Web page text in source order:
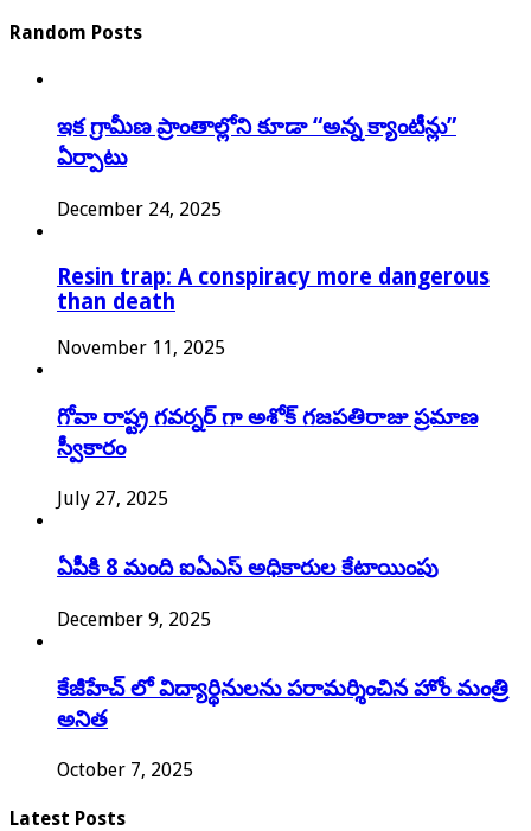
Random Posts
ఇక గ్రామీణ ప్రాంతాల్లోని కూడా “అన్న క్యాంటీన్లు”
ఏర్పాటు
December 24, 2025
Resin trap: A conspiracy more dangerous
than death
November 11, 2025
గోవా రాష్ట్ర గవర్నర్ గా అశోక్ గజపతిరాజు ప్రమాణ
స్వీకారం
July 27, 2025
ఏపీకి 8 మంది ఐఏఎస్ అధికారుల కేటాయింపు
December 9, 2025
కేజీహేచ్ లో విద్యార్థినులను పరామర్శించిన హోం మంత్రి
అనిత
October 7, 2025
Latest Posts